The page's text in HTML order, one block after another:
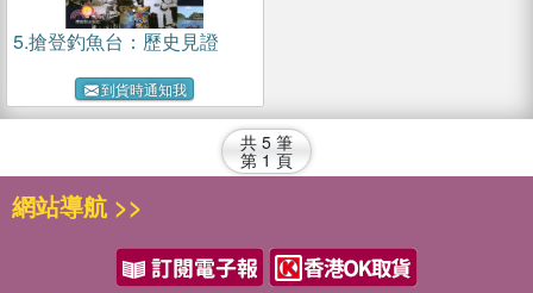
5.搶登釣魚台：歷史見證
到貨時通知我
共 5 筆
第 1 頁
網站導航 >>